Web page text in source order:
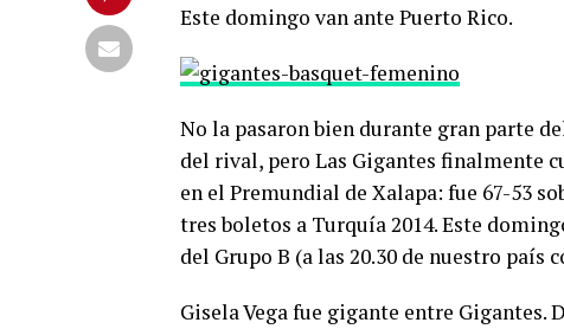
Este domingo van ante Puerto Rico.
No la pasaron bien durante gran parte
del rival, pero Las Gigantes finalmente
en el Premundial de Xalapa: fue 67-53
tres boletos a Turquía 2014. Este
del Grupo B (a las 20.30 de nuestro país
Gisela Vega fue gigante entre